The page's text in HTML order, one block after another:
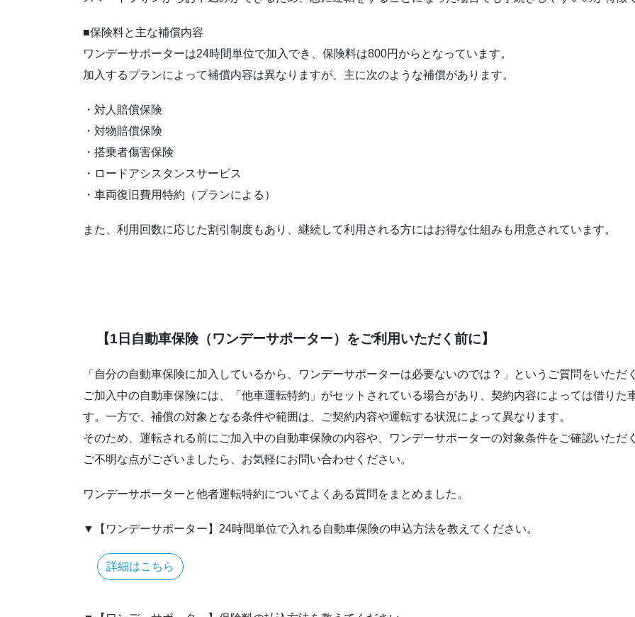
■保険料と主な補償内容
ワンデーサポーターは24時間単位で加入でき、保険料は800円からとなっています。
加入するプランによって補償内容は異なりますが、主に次のような補償があります。
・対人賠償保険
・対物賠償保険
・搭乗者傷害保険
・ロードアシスタンスサービス
・車両復旧費用特約（プランによる）
また、利用回数に応じた割引制度もあり、継続して利用される方にはお得な仕組みも用意されています。
【1日自動車保険（ワンデーサポーター）をご利用いただく前に】
「自分の自動車保険に加入しているから、ワンデーサポーターは必要ないのでは？」というご質問をいただ
ご加入中の自動車保険には、「他車運転特約」がセットされている場合があり、契約内容によっては借り
す。一方で、補償の対象となる条件や範囲は、ご契約内容や運転する状況によって異なります。
そのため、運転される前にご加入中の自動車保険の内容や、ワンデーサポーターの対象条件をご確認いただ
ご不明な点がございましたら、お気軽にお問い合わせください。
ワンデーサポーターと他者運転特約についてよくある質問をまとめました。
▼【ワンデーサポーター】24時間単位で入れる自動車保険の申込方法を教えてください。
詳細はこちら